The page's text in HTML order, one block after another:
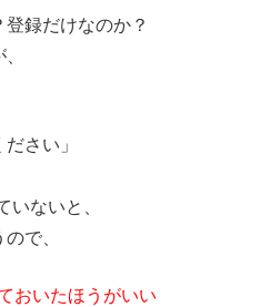
録だけなのか？
さい」
いないと、
で、
おいたほうがいい